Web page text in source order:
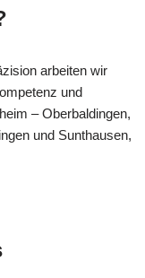
arbeiten wir
und
– Oberbaldingen,
und Sunthausen,